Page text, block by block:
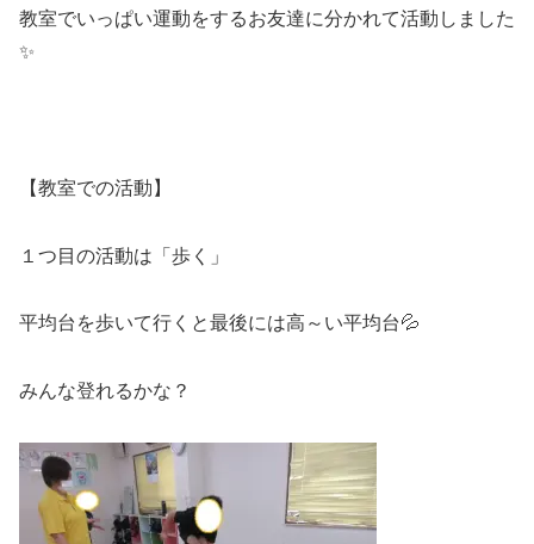
教室でいっぱい運動をするお友達に分かれて活動しました
✨
【教室での活動】
１つ目の活動は「歩く」
平均台を歩いて行くと最後には高～い平均台💦
みんな登れるかな？